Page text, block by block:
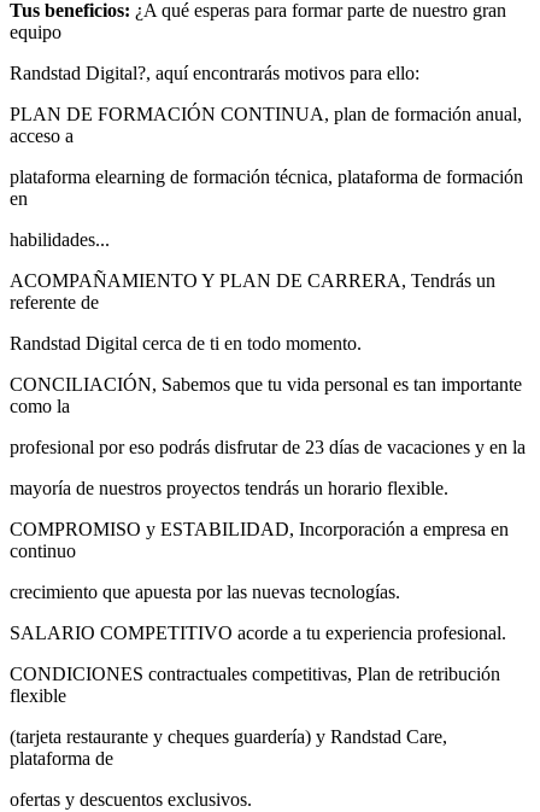
Tus beneficios: ¿A qué esperas para formar parte de nuestro gran
equipo
Randstad Digital?, aquí encontrarás motivos para ello:
PLAN DE FORMACIÓN CONTINUA, plan de formación anual,
acceso a
plataforma elearning de formación técnica, plataforma de formación
en
habilidades...
ACOMPAÑAMIENTO Y PLAN DE CARRERA, Tendrás un
referente de
Randstad Digital cerca de ti en todo momento.
CONCILIACIÓN, Sabemos que tu vida personal es tan importante
como la
profesional por eso podrás disfrutar de 23 días de vacaciones y en la
mayoría de nuestros proyectos tendrás un horario flexible.
COMPROMISO y ESTABILIDAD, Incorporación a empresa en
continuo
crecimiento que apuesta por las nuevas tecnologías.
SALARIO COMPETITIVO acorde a tu experiencia profesional.
CONDICIONES contractuales competitivas, Plan de retribución
flexible
(tarjeta restaurante y cheques guardería) y Randstad Care,
plataforma de
ofertas y descuentos exclusivos.